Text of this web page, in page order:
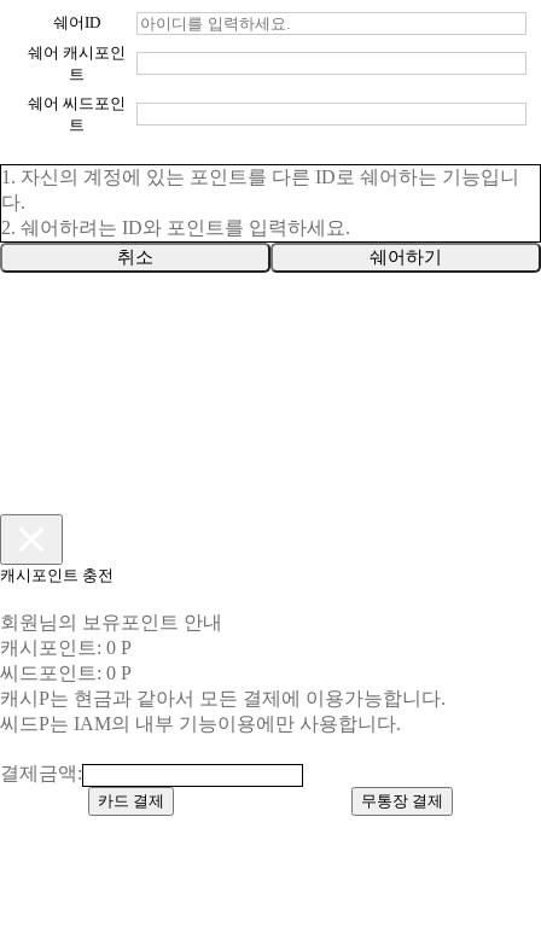
쉐어ID
쉐어 캐시포인
트
쉐어 씨드포인
트
1. 자신의 계정에 있는 포인트를 다른 ID로 쉐어하는 기능입니
다.
2. 쉐어하려는 ID와 포인트를 입력하세요.
취소 쉐어하기
캐시포인트 충전
회원님의 보유포인트 안내
캐시포인트: 0 P
씨드포인트: 0 P
캐시P는 현금과 같아서 모든 결제에 이용가능합니다.
씨드P는 IAM의 내부 기능이용에만 사용합니다.
결제금액:
카드 결제 무통장 결제